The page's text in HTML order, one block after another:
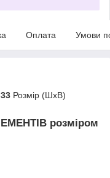
Оплата Умови
Розмір (ШхВ)
розміром